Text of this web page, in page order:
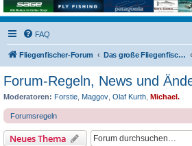
FAQ
Fliegenfischer-Forum Das große Fliegenfischer-Forum!
Forum-Regeln, News und
Moderatoren: Forstie Maggov Olaf Kurth Michael.
Forumsregeln
Neues Thema